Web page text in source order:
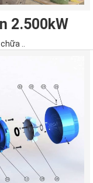
2.500kW
..